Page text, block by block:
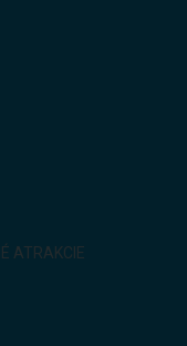
ATRAKCIE